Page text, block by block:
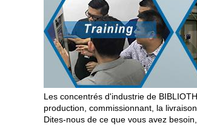
Les concentrés d'industrie de
production, commissionnant, la
Dites-nous de ce que vous avez